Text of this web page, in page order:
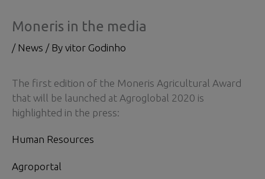
Moneris in the media
/ News / By vitor Godinho
The first edition of the Moneris Agricultural Award
that will be launched at Agroglobal 2020 is
highlighted in the press:
Human Resources
Agroportal